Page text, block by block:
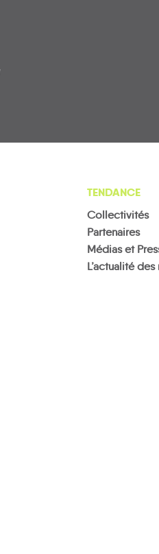
TENDANCE
Collectivités
Partenaires
Médias et
L’actualité